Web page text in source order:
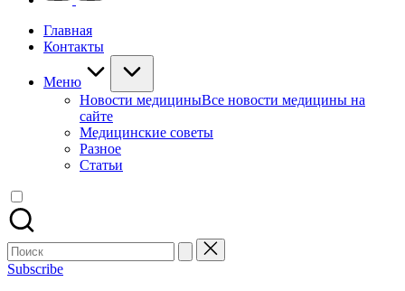
Главная
Контакты
Меню
Новости медициныВсе новости медицины на
сайте
Медицинские советы
Разное
Статьи
Поиск
для:
Subscribe